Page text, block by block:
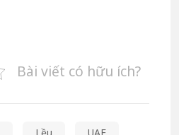
Bài viết có hữu ích?
Lều UAE